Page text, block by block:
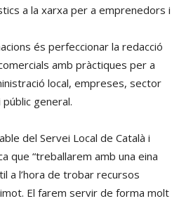
a la xarxa per a emprenedors i
és perfeccionar la redacció
amb pràctiques per a
local, empreses, sector
general.
del Servei Local de Català i
que “treballarem amb una eina
a l’hora de trobar recursos
El farem servir de forma molt